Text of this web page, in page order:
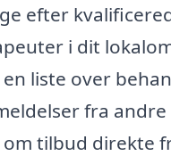
efter
i dit
liste over
fra
tilbud direkte